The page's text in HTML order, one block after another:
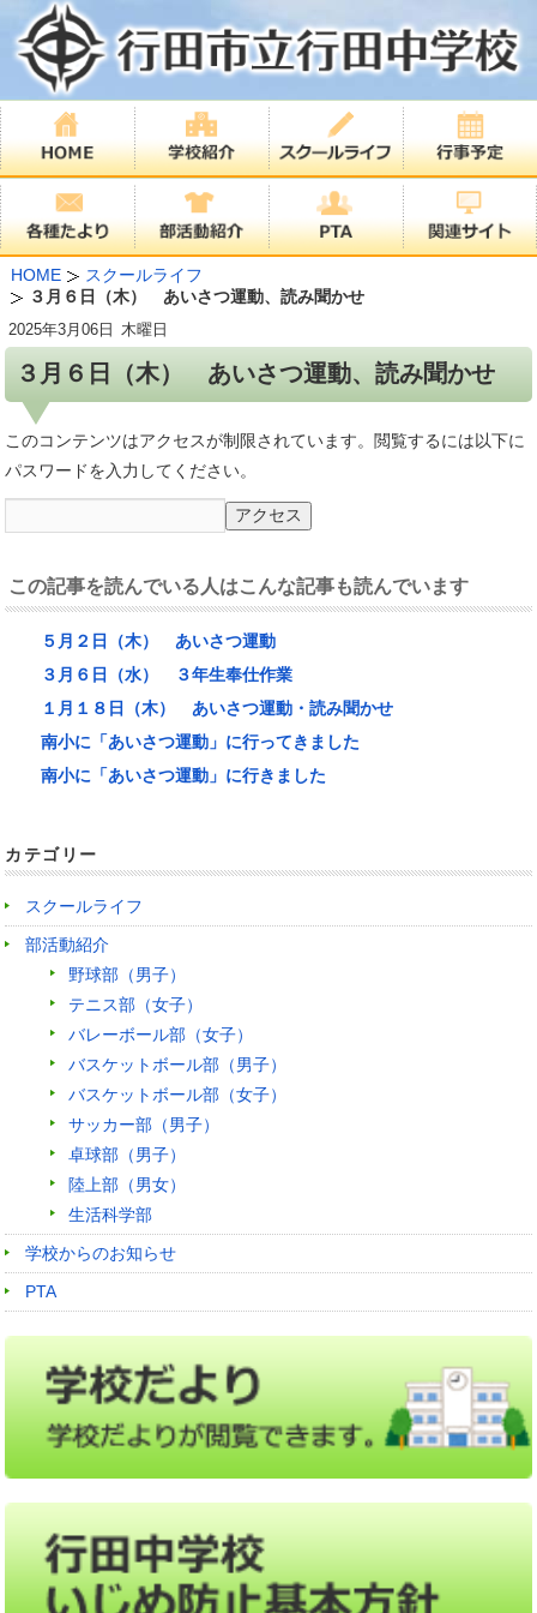
HOME
スクールライフ
３月６日（木） あいさつ運動、読み聞かせ
３月６日（木） あいさつ運動、読み聞かせ
2025年3月06日 木曜日
このコンテンツはアクセスが制限されています。閲覧するには以下に
パスワードを入力してください。
この記事を読んでいる人はこんな記事も読んでいます
５月２日（木） あいさつ運動
３月６日（水） ３年生奉仕作業
１月１８日（木） あいさつ運動・読み聞かせ
南小に「あいさつ運動」に行ってきました
南小に「あいさつ運動」に行きました
カテゴリー
スクールライフ
部活動紹介
野球部（男子）
テニス部（女子）
バレーボール部（女子）
バスケットボール部（男子）
バスケットボール部（女子）
サッカー部（男子）
卓球部（男子）
陸上部（男女）
生活科学部
学校からのお知らせ
PTA